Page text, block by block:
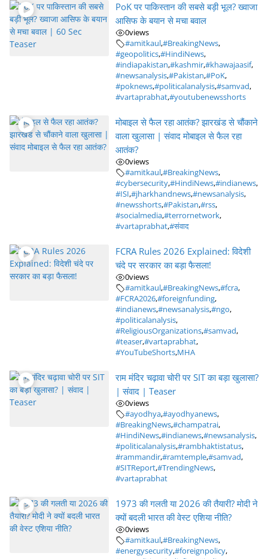
PoK पर पाकिस्तान की सबसे बड़ी भूल? ख्वाजा
आसिफ के बयान से मचा बवाल
0views
#amitkaul,#BreakingNews,
#geopolitics,#HindiNews,
#indiapakistan,#kashmir,#khawajaasif,
#newsanalysis,#Pakistan,#PoK,
#poknews,#politicalanalysis,#samvad,
#vartaprabhat,#youtubenewsshorts
मोबाइल से फैल रहा आतंक? झारखंड से चौंकाने
वाला खुलासा | संवाद मोबाइल से फैल रहा
आतंक?
0views
#amitkaul,#BreakingNews,
#cybersecurity,#HindiNews,#indianews,
#ISI,#jharkhandnews,#newsanalysis,
#newsshorts,#Pakistan,#rss,
#socialmedia,#terrornetwork,
#vartaprabhat,#संवाद
FCRA Rules 2026 Explained: विदेशी
चंदे पर सरकार का बड़ा फैसला!
0views
#amitkaul,#BreakingNews,#fcra,
#FCRA2026,#foreignfunding,
#indianews,#newsanalysis,#ngo,
#politicalanalysis,
#ReligiousOrganizations,#samvad,
#teaser,#vartaprabhat,
#YouTubeShorts,MHA
राम मंदिर चढ़ावा चोरी पर SIT का बड़ा खुलासा?
| संवाद | Teaser
0views
#ayodhya,#ayodhyanews,
#BreakingNews,#champatrai,
#HindiNews,#indianews,#newsanalysis,
#politicalanalysis,#rambhaktistatus,
#rammandir,#ramtemple,#samvad,
#SITReport,#TrendingNews,
#vartaprabhat
1973 की गलती या 2026 की तैयारी? मोदी ने
क्यों बदली भारत की वेस्ट एशिया नीति?
0views
#amitkaul,#BreakingNews,
#energysecurity,#foreignpolicy,